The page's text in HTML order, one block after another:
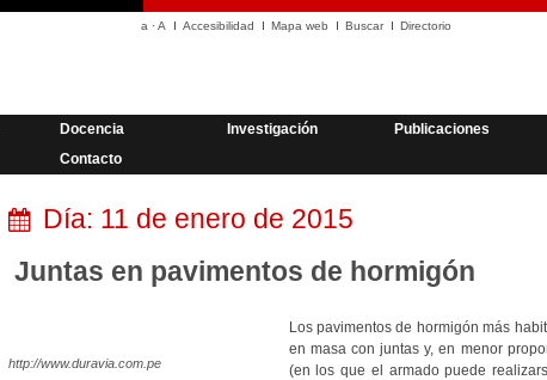
a ·A Accesibilidad Mapa web Buscar Directorio
Docencia Investigación
Publicaciones
Contacto
Día: 11 de enero de 2015
Juntas en pavimentos de hormigón
http://www.duravia.com.pe
Los pavimentos de hormigón más
en masa con juntas y, en menor
(en los que el armado puede